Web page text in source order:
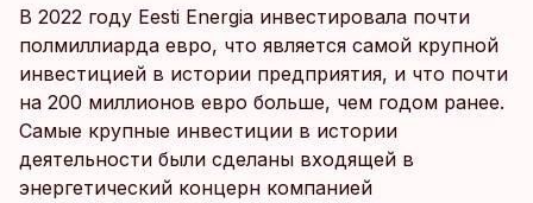
В 2022 году Eesti Energia инвестировала почти
полмиллиарда евро, что является самой крупной
инвестицией в истории предприятия, и что почти
на 200 миллионов евро больше, чем годом ранее.
Самые крупные инвестиции в истории
деятельности были сделаны входящей в
энергетический концерн компанией